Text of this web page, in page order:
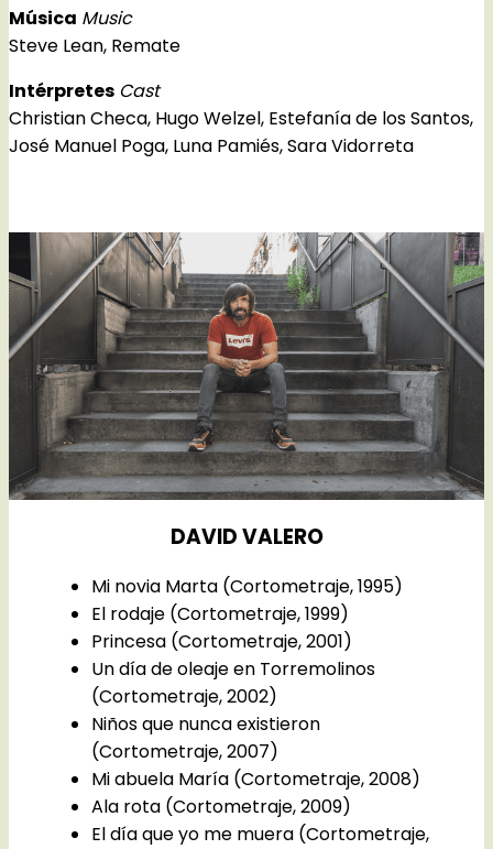
Música Music
Steve Lean, Remate
Intérpretes Cast
Christian Checa, Hugo Welzel, Estefanía de los Santos,
José Manuel Poga, Luna Pamiés, Sara Vidorreta
DAVID VALERO
Mi novia Marta (Cortometraje, 1995)
El rodaje (Cortometraje, 1999)
Princesa (Cortometraje, 2001)
Un día de oleaje en Torremolinos
(Cortometraje, 2002)
Niños que nunca existieron
(Cortometraje, 2007)
Mi abuela María (Cortometraje, 2008)
Ala rota (Cortometraje, 2009)
El día que yo me muera (Cortometraje,